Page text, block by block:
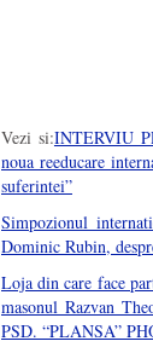
Vezi si:INTERVIU
noua reeducare
suferintei”
Simpozionul
Dominic Rubin,
Loja din care face
masonul Razvan
PSD. “PLANSA”